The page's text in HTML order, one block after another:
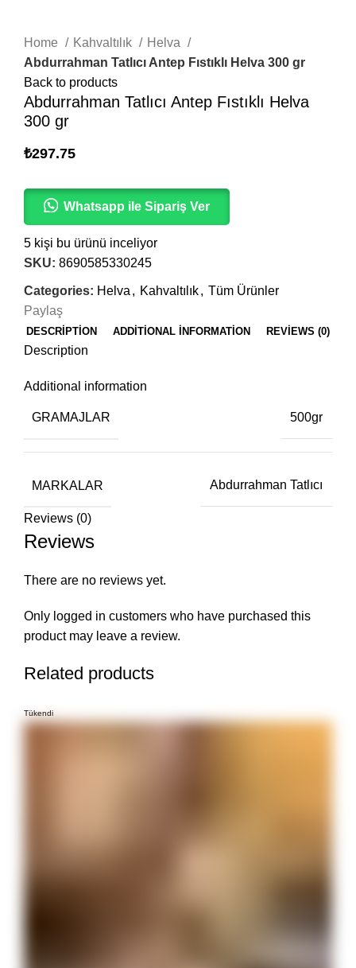
Home
Kahvaltılık
Helva
Abdurrahman Tatlıcı Antep Fıstıklı Helva 300 gr
Back to products
Abdurrahman Tatlıcı Antep Fıstıklı Helva
300 gr
₺297.75
Whatsapp ile Sipariş Ver
5 kişi bu ürünü inceliyor
SKU: 8690585330245
Categories: Helva , Kahvaltılık, Tüm Ürünler
Paylaş
DESCRIPTION ADDITIONAL INFORMATION REVIEWS (0)
Description
Additional information
GRAMAJLAR 500gr
MARKALAR Abdurrahman Tatlıcı
Reviews (0)
Reviews
There are no reviews yet.
Only logged in customers who have purchased this
product may leave a review.
Related products
Tükendi